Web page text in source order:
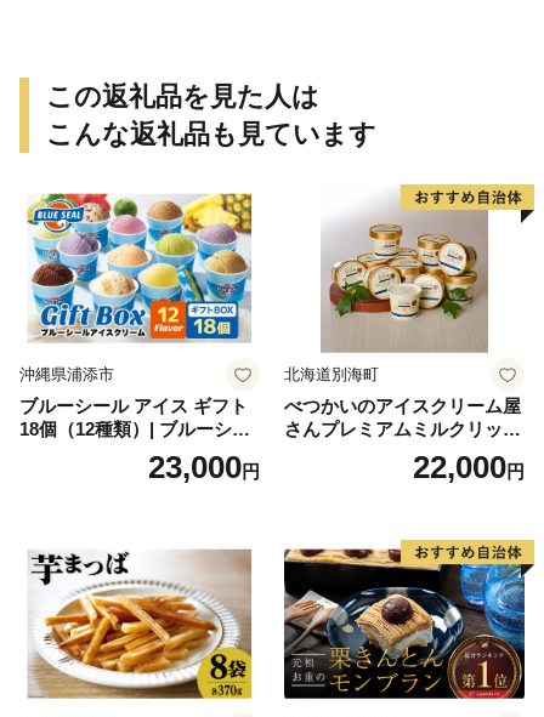
この返礼品を見た人は
こんな返礼品も見ています
沖縄県浦添市
ブルーシール アイス ギフト
18個（12種類）| ブルーシー
ルアイス ブルーシールアイ
スクリーム 着日指定可能 送
誕生日 カップ 詰め合わせ バ
ラエティ | バニラ チョコレー
ト ストロベリー ピスタチオ
バニラ＆クッキー ウベ 沖縄
紅イモ 塩ちんすこう 沖縄シ
ークヮーサー 沖縄黒糖 琉球
ロイヤルミルクティ 沖縄パ
イン
23,000円
北海道別海町
べつかいのアイスクリーム屋
さんプレミアムミルクリッチ
12個（AP-01）（ 北海道アイ
ス 北海道産アイス アイス ア
道産アイス 道産アイスクリ
ーム ギフト 詰合せ 詰め合わ
せ ふるさと納税 ）
22,000円